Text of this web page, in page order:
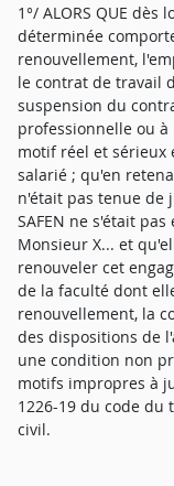
1°/ ALORS QUE
déterminée
renouvellement,
le contrat de travail
suspension du
professionnelle ou
motif réel et sérieux
salarié ; qu'en
n'était pas tenue de
SAFEN ne s'était
Monsieur X... et
renouveler cet
de la faculté dont
renouvellement, la
des dispositions de
une condition non
motifs impropres à
1226-19 du code du
civil.